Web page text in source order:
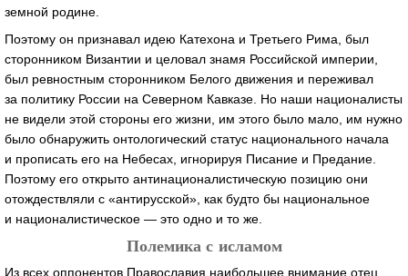
земной родине.
Поэтому он признавал идею Катехона и Третьего Рима, был
сторонником Византии и целовал знамя Российской империи,
был ревностным сторонником Белого движения и переживал
за политику России на Северном Кавказе. Но наши националисты
не видели этой стороны его жизни, им этого было мало, им нужно
было обнаружить онтологический статус национального начала
и прописать его на Небесах, игнорируя Писание и Предание.
Поэтому его открыто антинационалистическую позицию они
отождествляли с «антирусской», как будто бы национальное
и националистическое — это одно и то же.
Полемика с исламом
Из всех оппонентов Православия наибольшее внимание отец